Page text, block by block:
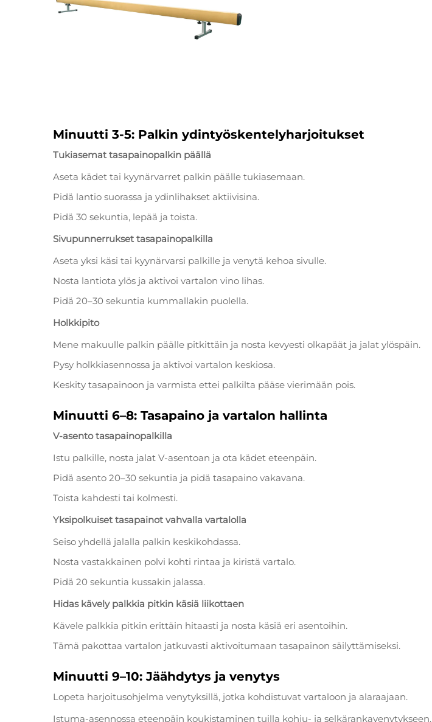
Minuutti 3-5: Palkin ydintyöskentelyharjoitukset
Tukiasemat tasapainopalkin päällä
Aseta kädet tai kyynärvarret palkin päälle tukiasemaan.
Pidä lantio suorassa ja ydinlihakset aktiivisina.
Pidä 30 sekuntia, lepää ja toista.
Sivupunnerrukset tasapainopalkilla
Aseta yksi käsi tai kyynärvarsi palkille ja venytä kehoa sivulle.
Nosta lantiota ylös ja aktivoi vartalon vino lihas.
Pidä 20–30 sekuntia kummallakin puolella.
Holkkipito
Mene makuulle palkin päälle pitkittäin ja nosta kevyesti olkapäät ja jalat ylöspäin.
Pysy holkkiasennossa ja aktivoi vartalon keskiosa.
Keskity tasapainoon ja varmista ettei palkilta pääse vierimään pois.
Minuutti 6–8: Tasapaino ja vartalon hallinta
V-asento tasapainopalkilla
Istu palkille, nosta jalat V-asentoan ja ota kädet eteenpäin.
Pidä asento 20–30 sekuntia ja pidä tasapaino vakavana.
Toista kahdesti tai kolmesti.
Yksipolkuiset tasapainot vahvalla vartalolla
Seiso yhdellä jalalla palkin keskikohdassa.
Nosta vastakkainen polvi kohti rintaa ja kiristä vartalo.
Pidä 20 sekuntia kussakin jalassa.
Hidas kävely palkkia pitkin käsiä liikottaen
Kävele palkkia pitkin erittäin hitaasti ja nosta käsiä eri asentoihin.
Tämä pakottaa vartalon jatkuvasti aktivoitumaan tasapainon säilyttämiseksi.
Minuutti 9–10: Jäähdytys ja venytys
Lopeta harjoitusohjelma venytyksillä, jotka kohdistuvat vartaloon ja alaraajaan.
Istuma-asennossa eteenpäin koukistaminen tuilla kohju- ja selkärankavenytykseen.